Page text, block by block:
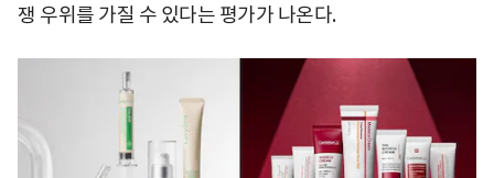
쟁 우위를 가질 수 있다는 평가가 나온다.